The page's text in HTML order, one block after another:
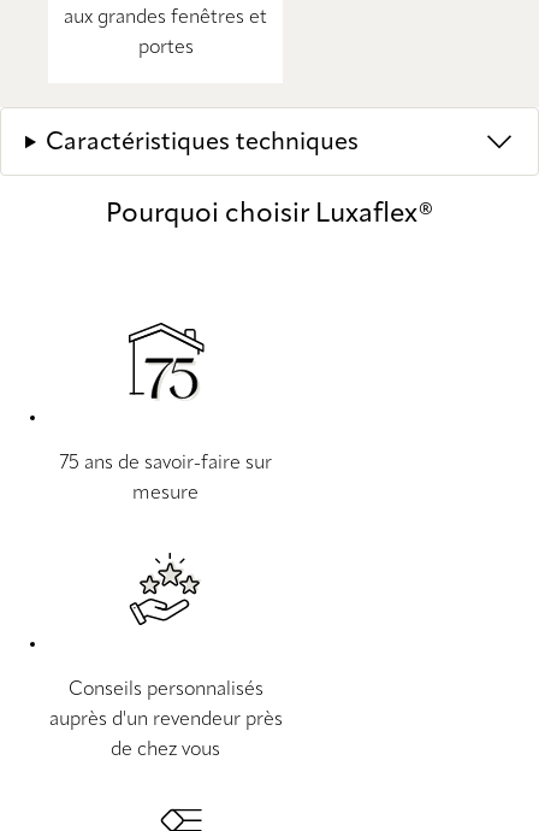
aux grandes fenêtres et
portes
Caractéristiques techniques
Pourquoi choisir Luxaflex®
75 ans de savoir-faire sur
mesure
Conseils personnalisés
auprès d'un revendeur près
de chez vous